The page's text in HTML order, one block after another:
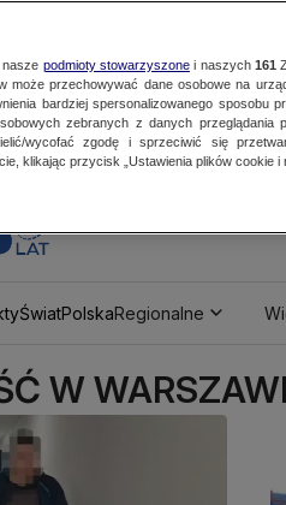
ŚwiatPolskaRegionalne
W
nasze podmioty stowarzyszonei naszych 161
może przechowywać dane osobowe na
bardziej spersonalizowanego sposobu
zebranych z danych przeglądania
wycofać zgodę i sprzeciwić się
klikając przycisk „Ustawienia plików cookie i